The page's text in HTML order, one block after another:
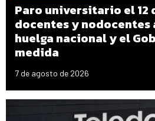
Paro universitario el 12
docentes y nodocentes
huelga nacional y el
medida
7 de agosto de 2026